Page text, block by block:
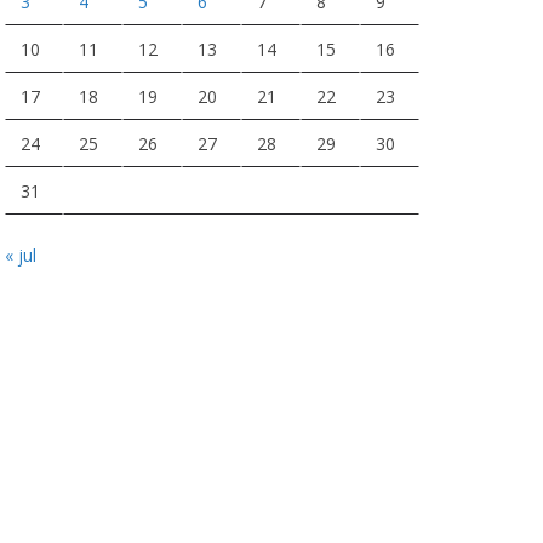
10 11 12 13 14 15 16
17 18 19 20 21 22 23
24 25 26 27 28 29 30
31
« jul